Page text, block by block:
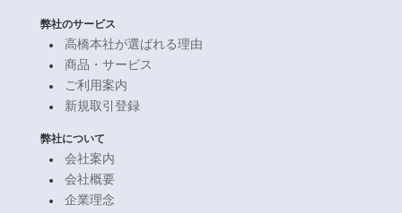
弊社のサービス
高橋本社が選ばれる理由
商品・サービス
ご利用案内
新規取引登録
弊社について
会社案内
会社概要
企業理念